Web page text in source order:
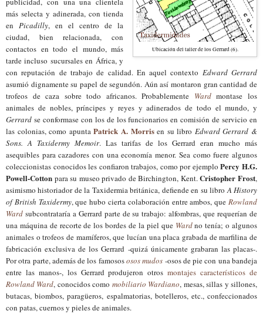
Ubicación del taller de los Gerrard (6).
más selecta y adinerada, con tienda
enPicadilly, en el centro de la
ciudad, bien relacionada, con
contactos en todo el mundo, más
tarde incluso sucursales en África, y
con reputación de trabajo de calidad. En aquel contexto Edward Gerrard
asumió dignamente su papel de segundón. Aún así montaron gran cantidad de
trofeos de caza sobre todo africanos. Probablemente Wardmontase los
animales de nobles, príncipes y reyes y adinerados de todo el mundo, y
Gerrard se conformase con los de los funcionarios en comisión de servicio en
las colonias, como apuntaPatrick A. Morrisen su libro Edward Gerrard &
Sons. A Taxidermy Memoir. Las tarifas de los Gerrard eran mucho más
asequibles para cazadores con una economía menor. Sea como fuere algunos
coleccionistas conocidos les confiaron trabajos, como por ejemploPercy H.G.
Powell-Cotton para su museo privado de Birchington, Kent.Cristopher Frost,
asimismo historiador de la Taxidermia británica, defiende en su libroA History
of British Taxidermy, que hubo cierta colaboración entre ambos, queRowland
Ward subcontrataría a Gerrard parte de su trabajo: alfombras, que requerían de
una máquina de recorte de los bordes de la piel que Wardno tenía; o algunos
animales o trofeos de mamíferos, que lucían una placa grabada de marfilina de
fabricación exclusiva de los Gerrard -quizá únicamente grabaran las placas-.
Por otra parte, además de los famosososos mudos -osos de pie con una bandeja
entre las manos-, los Gerrard produjeron otrosmontajes característicos de
Rowland Ward, conocidos como mobiliario Wardiano, mesas, sillas y sillones,
butacas, biombos, paragüeros, espalmatorias, botelleros, etc., confeccionados
con patas, cuernos y pieles de animales.